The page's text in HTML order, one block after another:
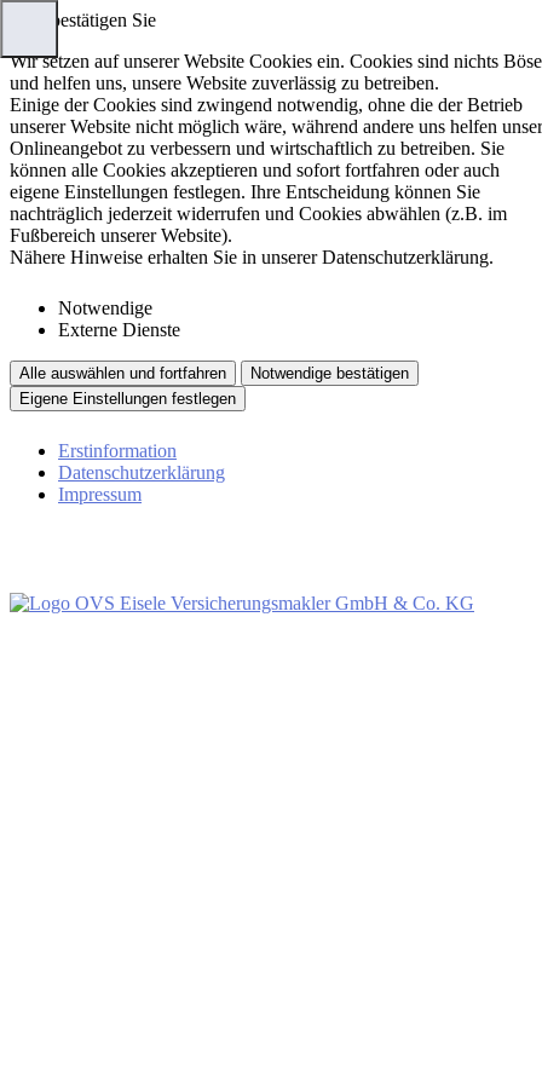
Bitte bestätigen Sie
Wir setzen auf unserer Website Cookies ein. Cookies sind nichts
und helfen uns, unsere Website zuverlässig zu betreiben.
Einige der Cookies sind zwingend notwendig, ohne die der Betrieb
unserer Website nicht möglich wäre, während andere uns helfen unser
Onlineangebot zu verbessern und wirtschaftlich zu betreiben. Sie
können alle Cookies akzeptieren und sofort fortfahren oder auch
eigene Einstellungen festlegen. Ihre Entscheidung können Sie
nachträglich jederzeit widerrufen und Cookies abwählen (z.B. im
Fußbereich unserer Website).
Nähere Hinweise erhalten Sie in unserer Datenschutzerklärung.
Notwendige
Externe Dienste
Alle auswählen und fortfahren
Notwendige bestätigen
Eigene Einstellungen festlegen
Erstinformation
Datenschutzerklärung
Impressum